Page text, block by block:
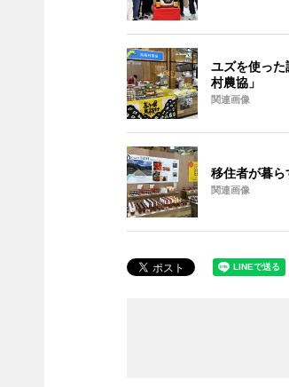
ユズを使っ
村農協」
関連画像
移住者が暮
関連画像